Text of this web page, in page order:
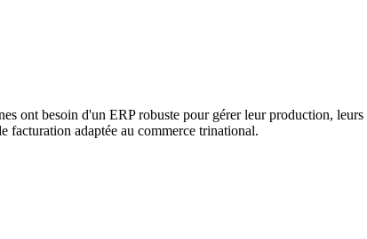
ont besoin d'un ERP robuste pour gérer leur production,
facturation adaptée au commerce trinational.